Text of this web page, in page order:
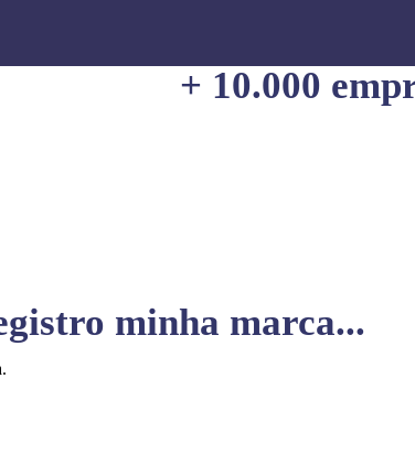
+ 10.000
minha marca...